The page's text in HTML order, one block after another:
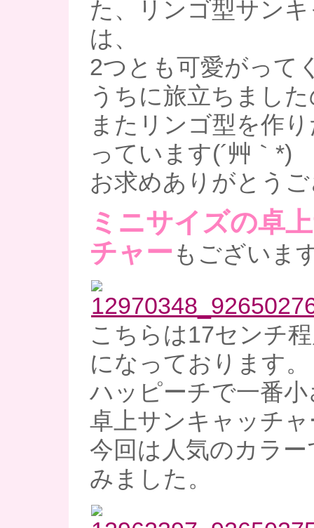
た、リンゴ型サン
は、
2つとも可愛がって
うちに旅立ちまし
またリンゴ型を作
っています(´艸｀*)
お求めありがとう
ミニサイズの卓
チャー もございま
こちらは17センチ
になっております。
ハッピーチで一番
卓上サンキャッチ
今回は人気のカラ
みました。